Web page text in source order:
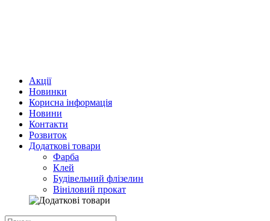
Акції
Новинки
Корисна інформація
Новини
Контакти
Розвиток
Додаткові товари
Фарба
Клей
Будівельний флізелин
Вініловий прокат